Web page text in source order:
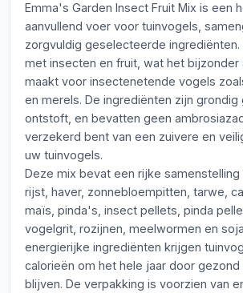
Emma's Garden Insect Fruit Mix is een
aanvullend voer voor tuinvogels,
zorgvuldig geselecteerde
met insecten en fruit, wat het bijzonder
maakt voor insectenetende vogels
en merels. De ingrediënten zijn grondig
ontstoft, en bevatten geen
verzekerd bent van een zuivere en
uw tuinvogels.
Deze mix bevat een rijke samenstelling
rijst, haver, zonnebloempitten, tarwe,
maïs, pinda's, insect pellets, pinda
vogelgrit, rozijnen, meelwormen en
energierijke ingrediënten krijgen
calorieën om het hele jaar door
blijven. De verpakking is voorzien van